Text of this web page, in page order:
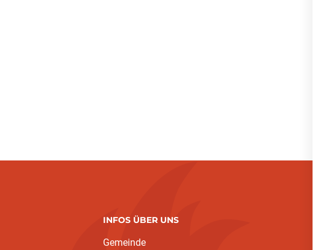
INFOS ÜBER UNS
Gemeinde